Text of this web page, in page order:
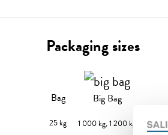
Packaging sizes
Bag
25 kg
Big Bag
1 000 kg, 1 200 kg